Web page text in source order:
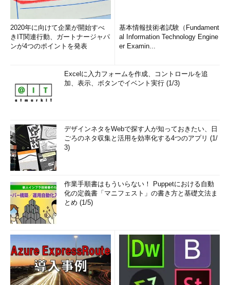
2020年に向けて企業が開始すべ
きIT関連行動、ガートナージャパ
ンが4つのポイントを発表
基本情報技術者試験（Fundament
al Information Technology Engine
er Examin...
Excelに入力フォームを作成、コントロールを追
加、表示、ボタンでイベント実行 (1/3)
デザインネタをWebで探す人が知っておきたい、日
ごろのネタ収集と活用を効率化する4つのアプリ (1/
3)
作業手順書はもういらない！ Puppetにおける自動
化の定義書「マニフェスト」の書き方と基礎文法ま
とめ (1/5)